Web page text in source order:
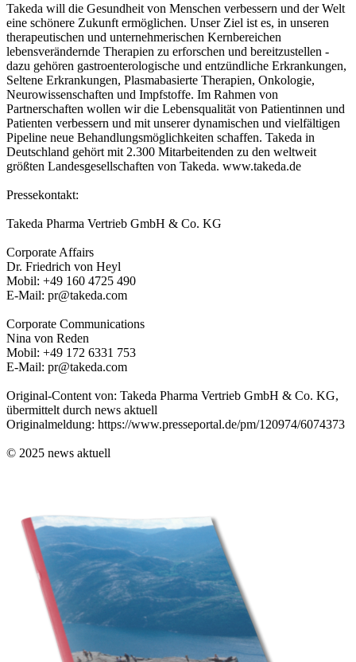
Takeda will die Gesundheit von Menschen verbessern und der Welt
eine schönere Zukunft ermöglichen. Unser Ziel ist es, in unseren
therapeutischen und unternehmerischen Kernbereichen
lebensverändernde Therapien zu erforschen und bereitzustellen -
dazu gehören gastroenterologische und entzündliche Erkrankungen,
Seltene Erkrankungen, Plasmabasierte Therapien, Onkologie,
Neurowissenschaften und Impfstoffe. Im Rahmen von
Partnerschaften wollen wir die Lebensqualität von Patientinnen und
Patienten verbessern und mit unserer dynamischen und vielfältigen
Pipeline neue Behandlungsmöglichkeiten schaffen. Takeda in
Deutschland gehört mit 2.300 Mitarbeitenden zu den weltweit
größten Landesgesellschaften von Takeda. www.takeda.de
Pressekontakt:
Takeda Pharma Vertrieb GmbH & Co. KG
Corporate Affairs
Dr. Friedrich von Heyl
Mobil: +49 160 4725 490
E-Mail: pr@takeda.com
Corporate Communications
Nina von Reden
Mobil: +49 172 6331 753
E-Mail: pr@takeda.com
Original-Content von: Takeda Pharma Vertrieb GmbH & Co. KG,
übermittelt durch news aktuell
Originalmeldung: https://www.presseportal.de/pm/120974/6074373
© 2025 news aktuell